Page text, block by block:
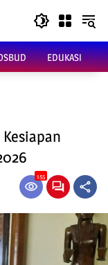
EDUKASI
155